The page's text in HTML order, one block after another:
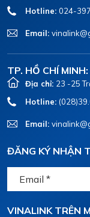
Hotline: 024-
Email:
TP. HỒ CHÍ MINH:
Địa chỉ: 23 -25
Hotline:
Email:
ĐĂNG KÝ NHẬN
VINALINK TRÊN